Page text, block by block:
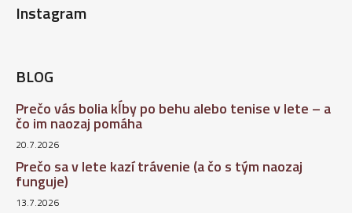
Instagram
BLOG
Prečo vás bolia kĺby po behu alebo tenise v lete – a
čo im naozaj pomáha
20.7.2026
Prečo sa v lete kazí trávenie (a čo s tým naozaj
funguje)
13.7.2026